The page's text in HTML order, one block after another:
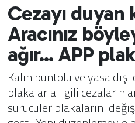
Cezayı duyan
Aracınız
ağır... APP
Kalın puntolu ve yasa
plakalarla ilgili cezaların
sürücüler plakalarını
Ekonomi
Dünya
Spor
Magazin
Puan Durumu ve
Tüm Manşetler
Son Dakika Haberleri
Haber Arşivi